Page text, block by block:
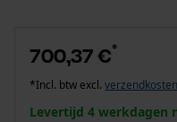
700,37 €*
*Incl. btw excl. verzendkosten
Levertijd 4 werkdagen